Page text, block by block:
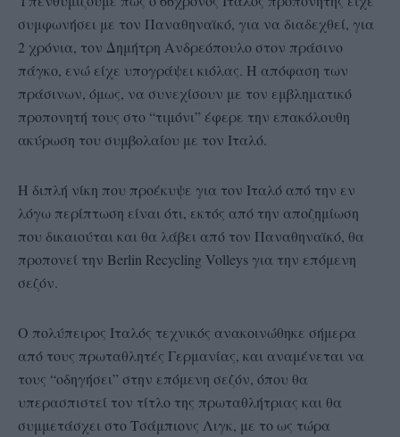
συμφωνήσει με τον Παναθηναϊκό, για να διαδεχθεί, για
2 χρόνια, τον Δημήτρη Ανδρεόπουλο στον πράσινο
πάγκο, ενώ είχε υπογράψει κιόλας. Η απόφαση των
πράσινων, όμως, να συνεχίσουν με τον εμβληματικό
προπονητή τους στο “τιμόνι” έφερε την επακόλουθη
ακύρωση του συμβολαίου με τον Ιταλό.
Η διπλή νίκη που προέκυψε για τον Ιταλό από την εν
λόγω περίπτωση είναι ότι, εκτός από την αποζημίωση
που δικαιούται και θα λάβει από τον Παναθηναϊκό, θα
προπονεί την Berlin Recycling Volleys για την επόμενη
σεζόν.
Ο πολύπειρος Ιταλός τεχνικός ανακοινώθηκε σήμερα
από τους πρωταθλητές Γερμανίας, και αναμένεται να
τους “οδηγήσει” στην επόμενη σεζόν, όπου θα
υπερασπιστεί τον τίτλο της πρωταθλήτριας και θα
συμμετάσχει στο Τσάμπιονς Λιγκ, με το ως τώρα